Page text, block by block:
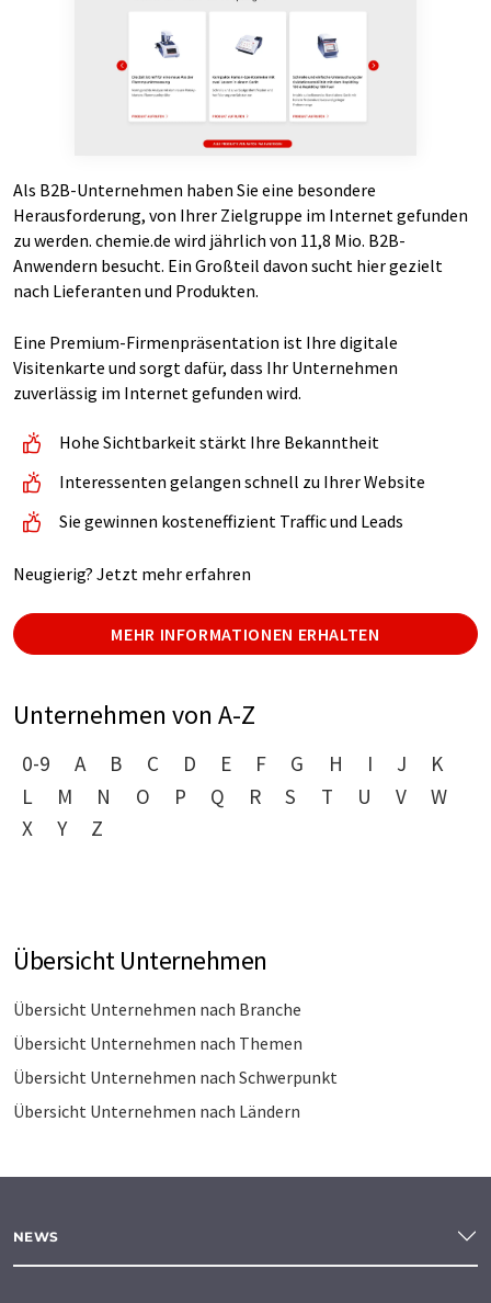
Als B2B-Unternehmen haben Sie eine besondere
Herausforderung, von Ihrer Zielgruppe im Internet gefunden
zu werden. chemie.de wird jährlich von 11,8 Mio. B2B-
Anwendern besucht. Ein Großteil davon sucht hier gezielt
nach Lieferanten und Produkten.
Eine Premium-Firmenpräsentation ist Ihre digitale
Visitenkarte und sorgt dafür, dass Ihr Unternehmen
zuverlässig im Internet gefunden wird.
Hohe Sichtbarkeit stärkt Ihre Bekanntheit
Interessenten gelangen schnell zu Ihrer Website
Sie gewinnen kosteneffizient Traffic und Leads
Neugierig? Jetzt mehr erfahren
MEHR INFORMATIONEN ERHALTEN
Unternehmen von A-Z
0-9 A B C D E F G H I J
K
L
M N O P Q R S T U V
W
X
Y Z
Übersicht Unternehmen
Übersicht Unternehmen nach Branche
Übersicht Unternehmen nach Themen
Übersicht Unternehmen nach Schwerpunkt
Übersicht Unternehmen nach Ländern
NEWS